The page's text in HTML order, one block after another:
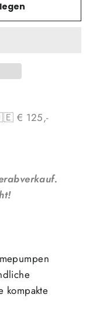
€ 125,-
kompakte